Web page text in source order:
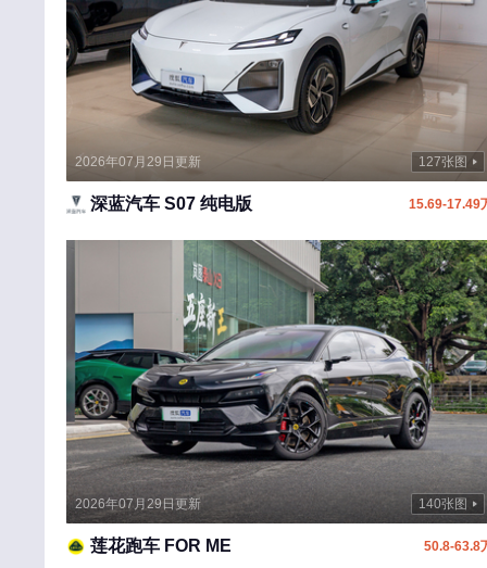
J
吉利
极氪
捷途
捷豹
江铃
捷尼赛思
江淮
江铃集团新能源
金杯
2026年07月29日更新 127张图
深蓝汽车 S07 纯电版 15.69-17.49
2026年07月29日更新 140张图
莲花跑车 FOR ME 50.8-63.8